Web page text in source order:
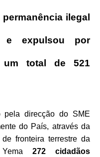
ilegal
e expulsou por
um total de 521
pela direcção do SME
do País, através da
fronteira terrestre da
Yema 272 cidadãos